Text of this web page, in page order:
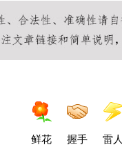
鲜花 握手 雷